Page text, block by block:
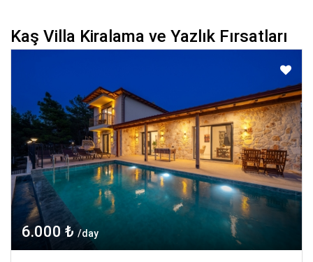
Kaş Villa Kiralama ve Yazlık Fırsatları
6.000 ₺/day